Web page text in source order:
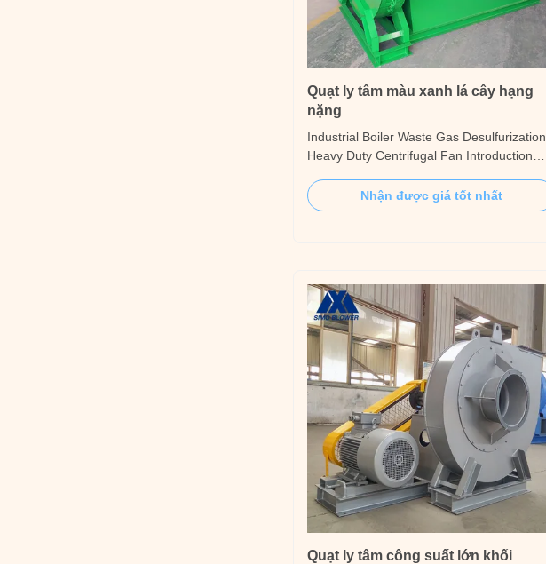
Quạt ly tâm màu xanh lá cây hạng
nặng
Industrial Boiler Waste Gas Desulfurization
Heavy Duty Centrifugal Fan Introduction
The medium to be transported should be
non-corrosive, non-flammable, explosive,
Nhận được giá tốt nhất
Quạt ly tâm công suất lớn khối